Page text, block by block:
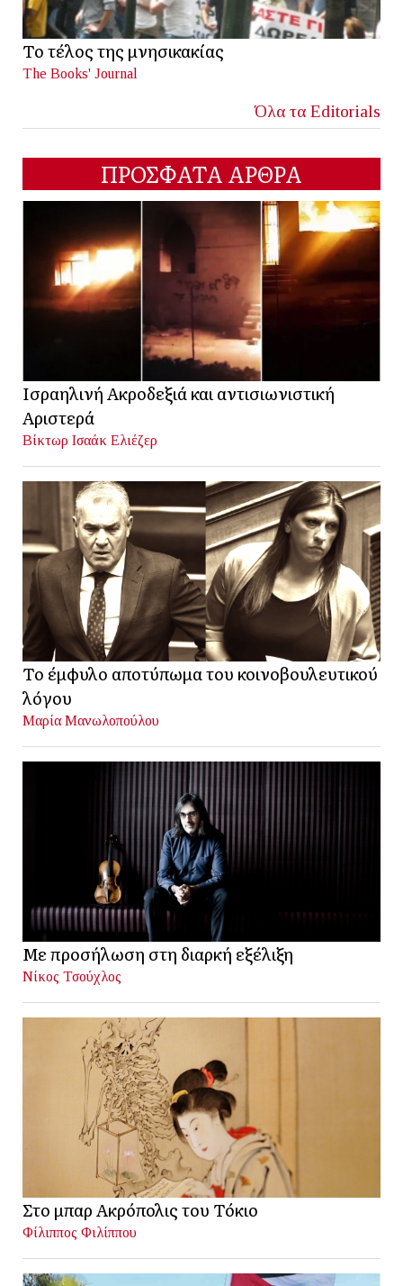
Το τέλος της μνησικακίας
The Books' Journal
Όλα τα Editorials
ΠΡΟΣΦΑΤΑ ΑΡΘΡΑ
Ισραηλινή Ακροδεξιά και αντισιωνιστική
Αριστερά
Βίκτωρ Ισαάκ Ελιέζερ
Το έμφυλο αποτύπωμα του κοινοβουλευτικού
λόγου
Μαρία Μανωλοπούλου
Με προσήλωση στη διαρκή εξέλιξη
Νίκος Τσούχλος
Στο μπαρ Ακρόπολις του Τόκιο
Φίλιππος Φιλίππου